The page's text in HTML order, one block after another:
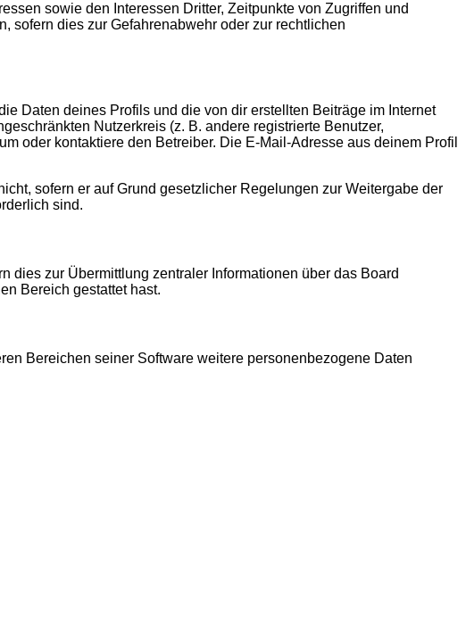
sowie den Interessen Dritter, Zeitpunkte von Zugriffen und
sofern dies zur Gefahrenabwehr oder zur rechtlichen
Daten deines Profils und die von dir erstellten Beiträge im Internet
Nutzerkreis (z. B. andere registrierte Benutzer,
oder kontaktiere den Betreiber. Die E-Mail-Adresse aus deinem Profil
sofern er auf Grund gesetzlicher Regelungen zur Weitergabe der
sind.
dies zur Übermittlung zentraler Informationen über das Board
Bereich gestattet hast.
Bereichen seiner Software weitere personenbezogene Daten